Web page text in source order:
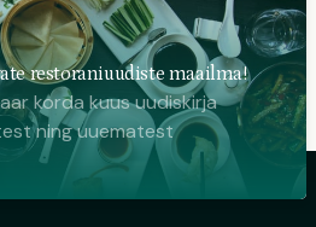
restoraniuudiste maailma!
korda kuus uudiskirja
ning uuematest